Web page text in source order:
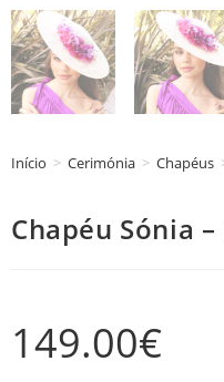
Início > Cerimónia > Chapéus
Chapéu Sónia
149.00€